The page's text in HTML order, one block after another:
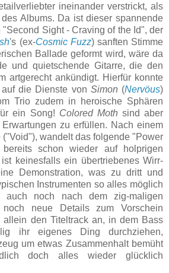
ineinander verstrickt, als
Albums. Da ist dieser spannende
Sight - Craving of the Id", der
's (ex-Cosmic Fuzz) sanften Stimme
Ballade geformt wird, wäre da
und quietschende Gitarre, die den
artgerecht ankündigt. Hierfür konnte
die Dienste von Simon (Nervöus)
Trio zudem in heroische Sphären
ein Song! Colored Moth sind aber
zu erfüllen. Nach einem
wandelt das folgende "Power
bereits schon wieder auf holprigen
ist keinesfalls ein übertriebenes Wirr-
Demonstration, was zu dritt und
Instrumenten so alles möglich
noch nach dem zig-maligen
noch neue Details zum Vorschein
allein den Titeltrack an, in dem Bass
ihr eigenes Ding durchziehen,
um etwas Zusammenhalt bemüht
doch alles wieder glücklich